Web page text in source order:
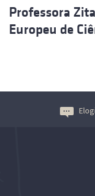
Professora
Europeu de